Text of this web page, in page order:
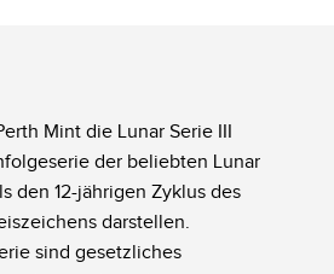
Mint die Lunar Serie III
der beliebten Lunar
den 12-jährigen Zyklus des
darstellen.
sind gesetzliches